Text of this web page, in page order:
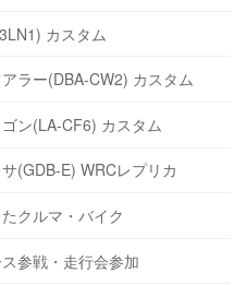
カスタム
ラー(DBA-CW2) カスタム
ン(LA-CF6) カスタム
(GDB-E) WRCレプリカ
クルマ・バイク
参戦・走行会参加